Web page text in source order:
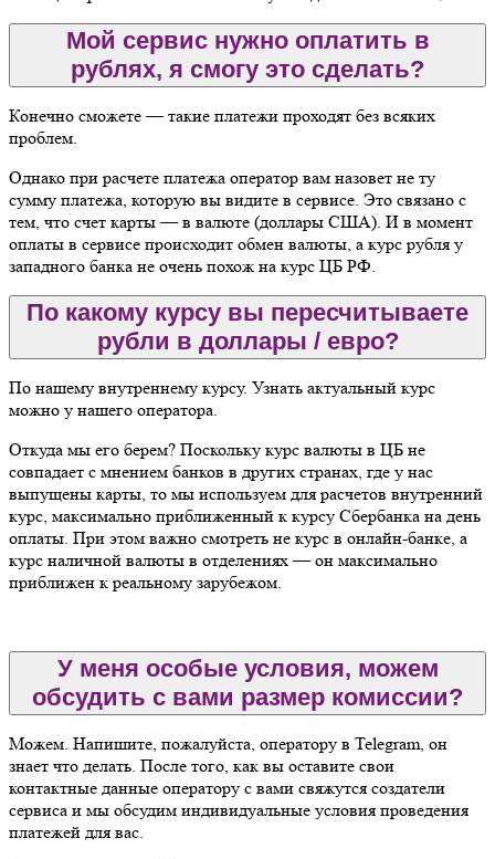
Мой сервис нужно оплатить в
рублях, я смогу это сделать?
Конечно сможете — такие платежи проходят без всяких
проблем.
Однако при расчете платежа оператор вам назовет не ту
сумму платежа, которую вы видите в сервисе. Это связано с
тем, что счет карты — в валюте (доллары США). И в момент
оплаты в сервисе происходит обмен валюты, а курс рубля у
западного банка не очень похож на курс ЦБ РФ.
По какому курсу вы пересчитываете
рубли в доллары / евро?
По нашему внутреннему курсу. Узнать актуальный курс
можно у нашего оператора.
Откуда мы его берем? Поскольку курс валюты в ЦБ не
совпадает с мнением банков в других странах, где у нас
выпущены карты, то мы используем для расчетов внутренний
курс, максимально приближенный к курсу Сбербанка на день
оплаты. При этом важно смотреть не курс в онлайн-банке, а
курс наличной валюты в отделениях — он максимально
приближен к реальному зарубежом.
У меня особые условия, можем
обсудить с вами размер комиссии?
Можем. Напишите, пожалуйста, оператору в Telegram, он
знает что делать. После того, как вы оставите свои
контактные данные оператору с вами свяжутся создатели
сервиса и мы обсудим индивидуальные условия проведения
платежей для вас.